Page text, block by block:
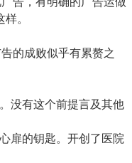
。
的成败似乎有累赘之
没有这个前提言及其他
扉的钥匙。开创了医院